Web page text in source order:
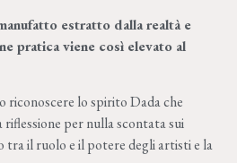
estratto dalla realtà e
pratica viene così elevato al
riconoscere lo spirito Dada che
per nulla scontata sui
il ruolo e il potere degli artisti e la